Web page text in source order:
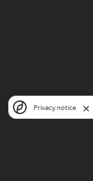
Privacy notice